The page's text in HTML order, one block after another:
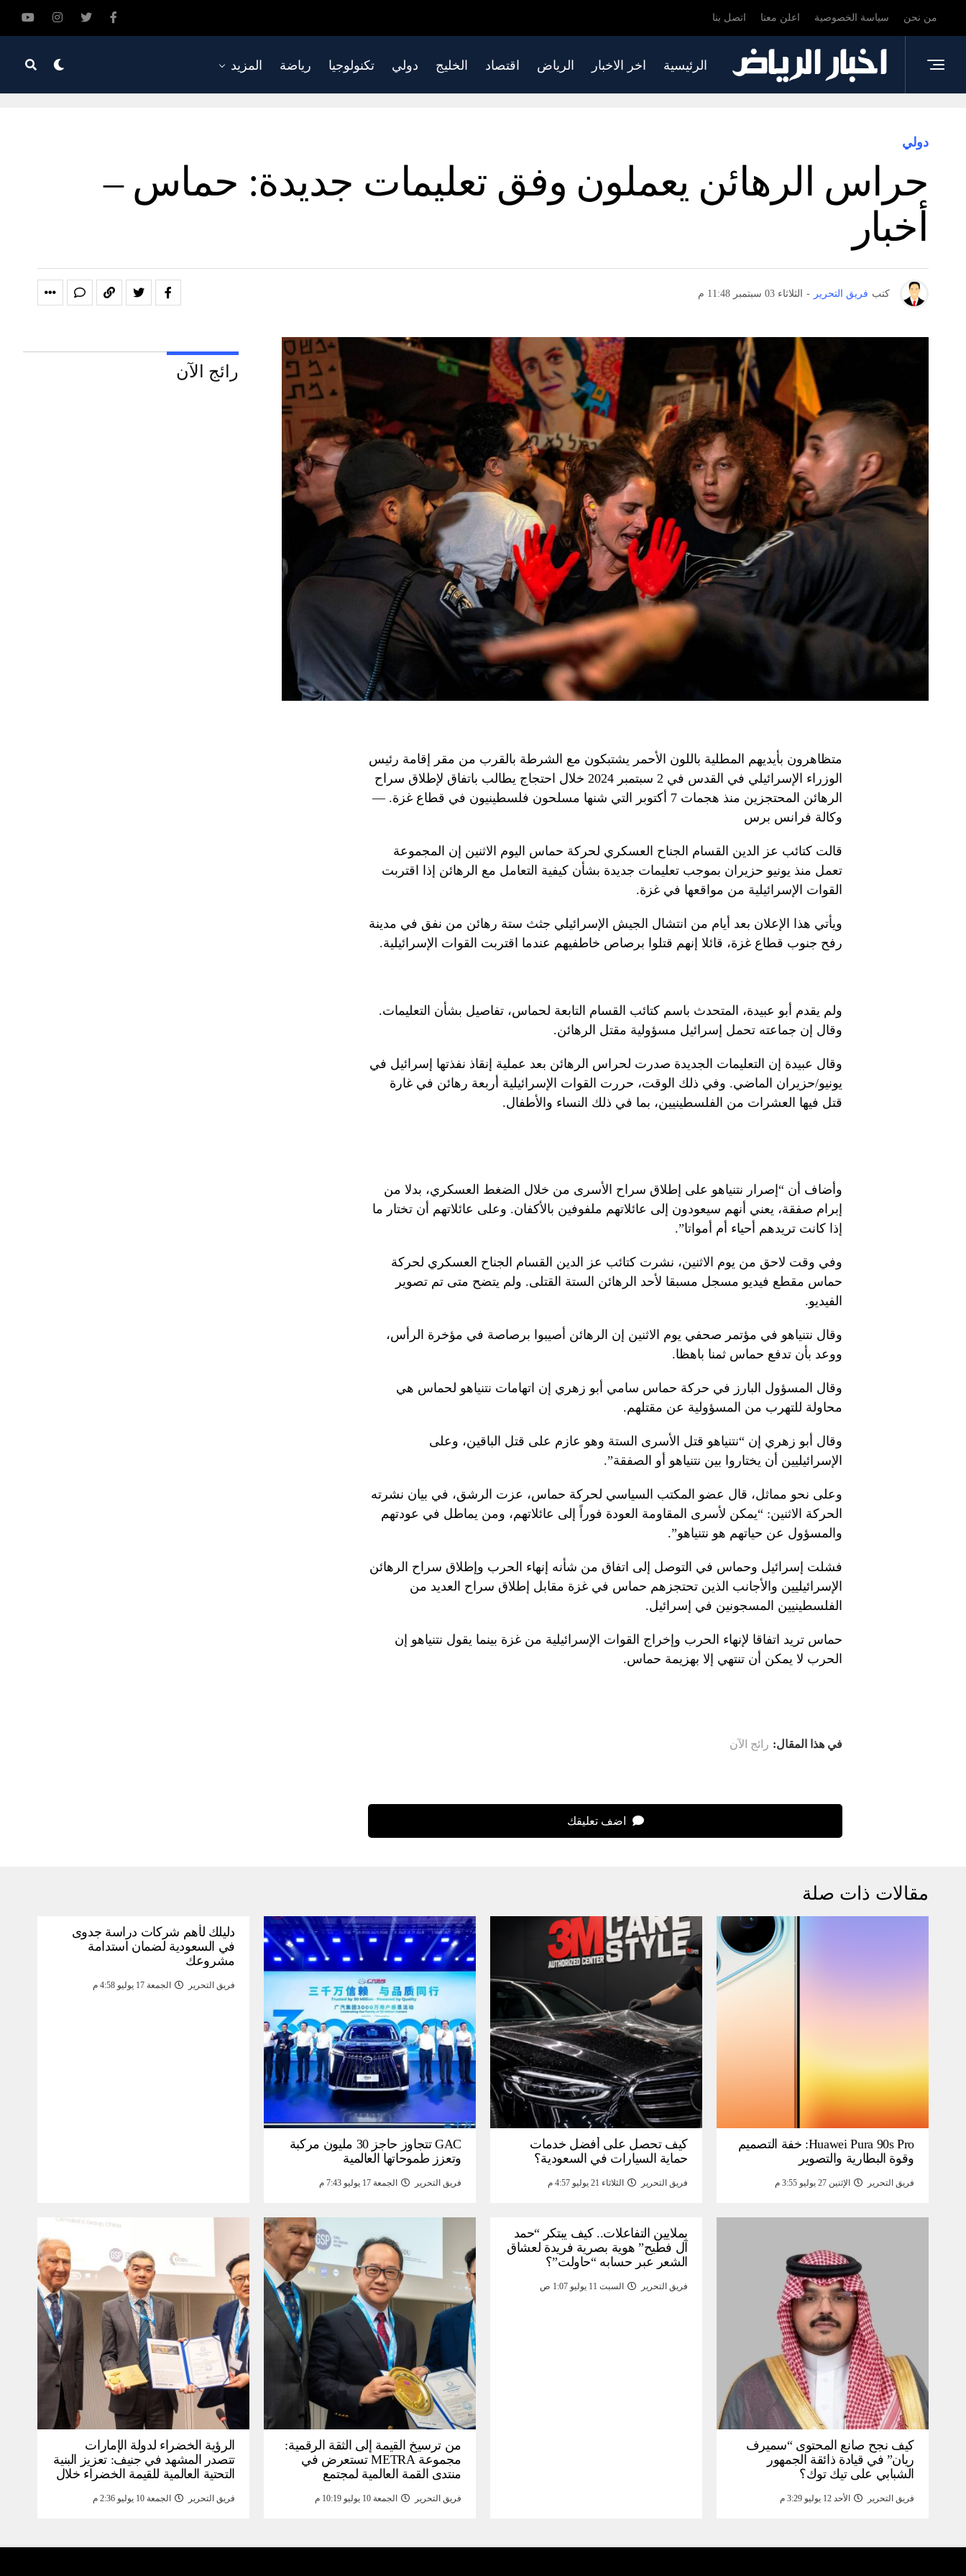
من نحن سياسة الخصوصية اعلن معنا اتصل بنا
الرئيسية اخر الاخبار الرياض اقتصاد الخليج دولي تكنولوجيا رياضة المزيد
دولي
حراس الرهائن يعملون وفق تعليمات جديدة: حماس –
أخبار
كتب فريق التحرير - الثلاثاء 03 سبتمبر 11:48 م
متظاهرون بأيديهم المطلية باللون الأحمر يشتبكون مع الشرطة بالقرب من مقر إقامة رئيس
الوزراء الإسرائيلي في القدس في 2 سبتمبر 2024 خلال احتجاج يطالب باتفاق لإطلاق سراح
الرهائن المحتجزين منذ هجمات 7 أكتوبر التي شنها مسلحون فلسطينيون في قطاع غزة. —
وكالة فرانس برس
قالت كتائب عز الدين القسام الجناح العسكري لحركة حماس اليوم الاثنين إن المجموعة
تعمل منذ يونيو حزيران بموجب تعليمات جديدة بشأن كيفية التعامل مع الرهائن إذا اقتربت
القوات الإسرائيلية من مواقعها في غزة.
ويأتي هذا الإعلان بعد أيام من انتشال الجيش الإسرائيلي جثث ستة رهائن من نفق في مدينة
رفح جنوب قطاع غزة، قائلا إنهم قتلوا برصاص خاطفيهم عندما اقتربت القوات الإسرائيلية.
ولم يقدم أبو عبيدة، المتحدث باسم كتائب القسام التابعة لحماس، تفاصيل بشأن التعليمات.
وقال إن جماعته تحمل إسرائيل مسؤولية مقتل الرهائن.
وقال عبيدة إن التعليمات الجديدة صدرت لحراس الرهائن بعد عملية إنقاذ نفذتها إسرائيل في
يونيو/حزيران الماضي. وفي ذلك الوقت، حررت القوات الإسرائيلية أربعة رهائن في غارة
قتل فيها العشرات من الفلسطينيين، بما في ذلك النساء والأطفال.
وأضاف أن “إصرار نتنياهو على إطلاق سراح الأسرى من خلال الضغط العسكري، بدلا من
إبرام صفقة، يعني أنهم سيعودون إلى عائلاتهم ملفوفين بالأكفان. وعلى عائلاتهم أن تختار ما
إذا كانت تريدهم أحياء أم أمواتا”.
وفي وقت لاحق من يوم الاثنين، نشرت كتائب عز الدين القسام الجناح العسكري لحركة
حماس مقطع فيديو مسجل مسبقا لأحد الرهائن الستة القتلى. ولم يتضح متى تم تصوير
الفيديو.
وقال نتنياهو في مؤتمر صحفي يوم الاثنين إن الرهائن أصيبوا برصاصة في مؤخرة الرأس،
ووعد بأن تدفع حماس ثمنا باهظا.
وقال المسؤول البارز في حركة حماس سامي أبو زهري إن اتهامات نتنياهو لحماس هي
محاولة للتهرب من المسؤولية عن مقتلهم.
وقال أبو زهري إن “نتنياهو قتل الأسرى الستة وهو عازم على قتل الباقين، وعلى
الإسرائيليين أن يختاروا بين نتنياهو أو الصفقة”.
وعلى نحو مماثل، قال عضو المكتب السياسي لحركة حماس، عزت الرشق، في بيان نشرته
الحركة الاثنين: “يمكن لأسرى المقاومة العودة فوراً إلى عائلاتهم، ومن يماطل في عودتهم
والمسؤول عن حياتهم هو نتنياهو”.
فشلت إسرائيل وحماس في التوصل إلى اتفاق من شأنه إنهاء الحرب وإطلاق سراح الرهائن
الإسرائيليين والأجانب الذين تحتجزهم حماس في غزة مقابل إطلاق سراح العديد من
الفلسطينيين المسجونين في إسرائيل.
حماس تريد اتفاقا لإنهاء الحرب وإخراج القوات الإسرائيلية من غزة بينما يقول نتنياهو إن
الحرب لا يمكن أن تنتهي إلا بهزيمة حماس.
في هذا المقال: رائج الآن
اضف تعليقك
رائج الآن
مقالات ذات صلة
Huawei Pura 90s Pro: خفة التصميم
وقوة البطارية والتصوير
فريق التحرير الإثنين 27 يوليو 3:55 م
كيف تحصل على أفضل خدمات
حماية السيارات في السعودية؟
فريق التحرير الثلاثاء 21 يوليو 4:57 م
GAC تتجاوز حاجز 30 مليون مركبة
وتعزز طموحاتها العالمية
فريق التحرير الجمعة 17 يوليو 7:43 م
دليلك لأهم شركات دراسة جدوى
في السعودية لضمان استدامة
مشروعك
فريق التحرير الجمعة 17 يوليو 4:58 م
كيف نجح صانع المحتوى “سميرف
ريان” في قيادة ذائقة الجمهور
الشبابي على تيك توك؟
فريق التحرير الأحد 12 يوليو 3:29 م
بملايين التفاعلات.. كيف يبتكر “حمد
آل فطيح” هوية بصرية فريدة لعشاق
الشعر عبر حسابه “حاولت”؟
فريق التحرير السبت 11 يوليو 1:07 ص
من ترسيخ القيمة إلى الثقة الرقمية:
مجموعة METRA تستعرض في
منتدى القمة العالمية لمجتمع
تحتية للأصول الرقمية المدعومة
فريق التحرير الجمعة 10 يوليو 10:19 م
الرؤية الخضراء لدولة الإمارات
تتصدر المشهد في جنيف: تعزيز البنية
التحتية العالمية للقيمة الخضراء خلال
المعلومات WSIS 2026 وقمة “الذكاء
فريق التحرير الجمعة 10 يوليو 2:36 م